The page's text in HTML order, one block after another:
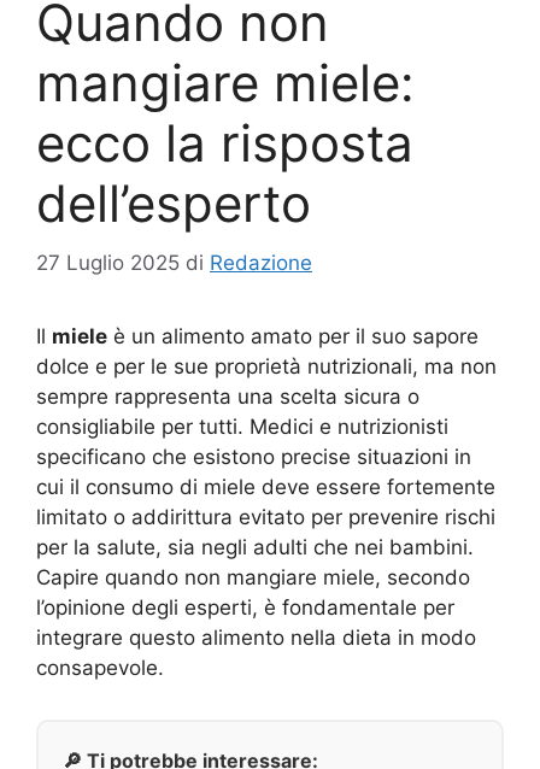
Quando non
mangiare miele:
ecco la risposta
dell’esperto
27 Luglio 2025 di Redazione
Il miele è un alimento amato per il suo sapore
dolce e per le sue proprietà nutrizionali, ma non
sempre rappresenta una scelta sicura o
consigliabile per tutti. Medici e nutrizionisti
specificano che esistono precise situazioni in
cui il consumo di miele deve essere fortemente
limitato o addirittura evitato per prevenire rischi
per la salute, sia negli adulti che nei bambini.
Capire quando non mangiare miele, secondo
l’opinione degli esperti, è fondamentale per
integrare questo alimento nella dieta in modo
consapevole.
🔎 Ti potrebbe interessare: